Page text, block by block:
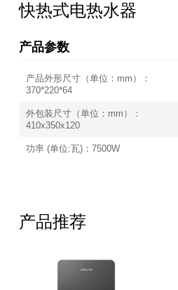
快热式电热水器
产品参数
产品外形尺寸（单位：mm）：
370*220*64
外包装尺寸（单位：mm）：
410x350x120
功率 (单位:瓦)：7500W
产品推荐